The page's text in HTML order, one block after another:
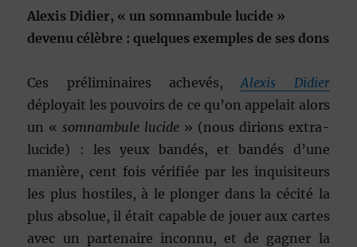
Alexis Didier, « un somnambule lucide »
devenu célèbre : quelques exemples de ses dons
Ces préliminaires achevés,Alexis Didier
déployait les pouvoirs de ce qu’on appelait alors
un « somnambule lucide » (nous dirions extra-
lucide) : les yeux bandés, et bandés d’une
manière, cent fois vérifiée par les inquisiteurs
les plus hostiles, à le plonger dans la cécité la
plus absolue, il était capable de jouer aux cartes
avec un partenaire inconnu, et de gagner la